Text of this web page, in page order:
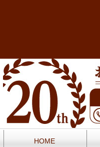
HOME